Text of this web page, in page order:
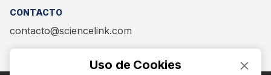
CONTACTO
contacto@sciencelink.com
Uso de Cookies